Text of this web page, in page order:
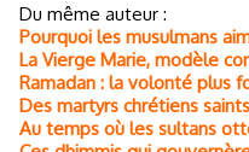
Du même auteur :
Pourquoi les musulmans
La Vierge Marie, modèle
Ramadan : la volonté plus
Des martyrs chrétiens
Au temps où les sultans